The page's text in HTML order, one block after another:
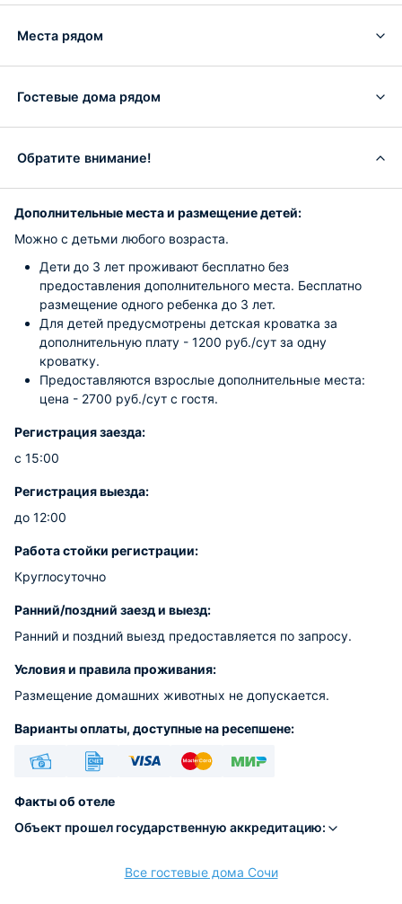
Места рядом
Гостевые дома рядом
Обратите внимание!
Дополнительные места и размещение детей:
Можно с детьми любого возраста.
Дети до 3 лет проживают бесплатно без
предоставления дополнительного места. Бесплатно
размещение одного ребенка до 3 лет.
Для детей предусмотрены детская кроватка за
дополнительную плату - 1200 руб./сут за одну
кроватку.
Предоставляются взрослые дополнительные места:
цена - 2700 руб./сут с гостя.
Регистрация заезда:
с 15:00
Регистрация выезда:
до 12:00
Работа стойки регистрации:
Круглосуточно
Ранний/поздний заезд и выезд:
Ранний и поздний выезд предоставляется по запросу.
Условия и правила проживания:
Размещение домашних животных не допускается.
Варианты оплаты, доступные на ресепшене:
Факты об отеле
Объект прошел государственную аккредитацию:
Все гостевые дома Сочи